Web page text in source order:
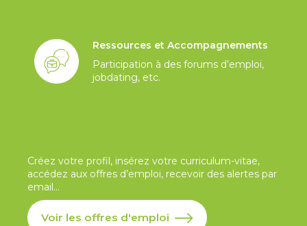
Ressources et Accompagnements
Participation à des forums d’emploi,
jobdating, etc.
Créez votre profil, insérez votre curriculum-vitae,
accédez aux offres d’emploi, recevoir des alertes par
email...
Voir les offres d'emploi